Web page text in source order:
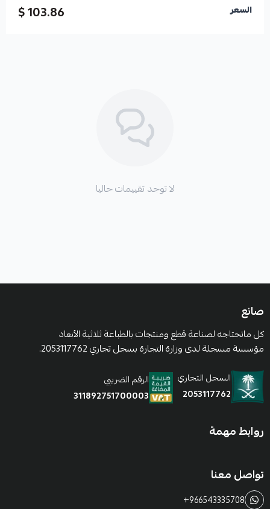
السعر 103.86 $
لا توجد تقييمات حاليا
صانع
كل ماتحتاجه لصناعة قطع ومنتجات بالطباعة ثلاثية الأبعاد
مؤسسة مسجلة لدى وزارة التجارة بسجل تجاري 2053117762.
السجل التجاري
2053117762
الرقم الضريبي
311892751700003
روابط مهمة
تواصل معنا
+966543335708